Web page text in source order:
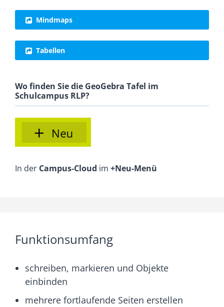
Mindmaps
Tabellen
Wo finden Sie die GeoGebra Tafel im
Schulcampus RLP?
In der Campus-Cloud im +Neu-Menü
Funktionsumfang
schreiben, markieren und Objekte
einbinden
mehrere fortlaufende Seiten erstellen